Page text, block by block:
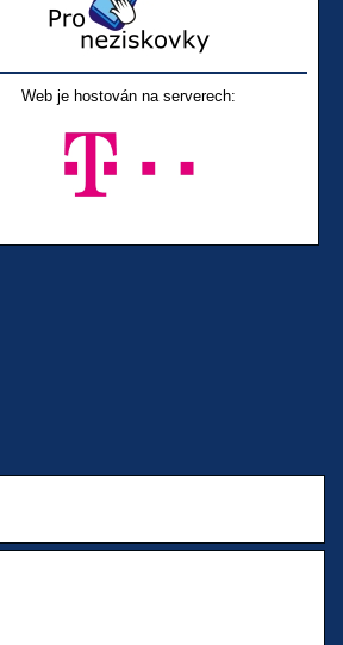
Web je hostován na serverech: